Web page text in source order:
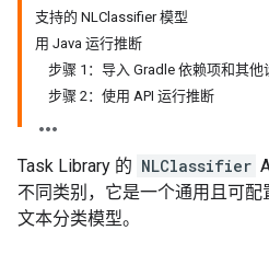
支持的 NLClassifier 模型
用 Java 运行推断
步骤 1：导入 Gradle 依赖项和其他
步骤 2：使用 API 运行推断
Task Library 的 NLClassifier
不同类别，它是一个通用且可
文本分类模型。